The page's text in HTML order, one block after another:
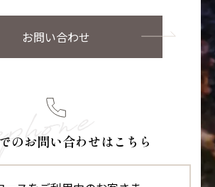
お問い合わせ
のお問い合わせはこちら